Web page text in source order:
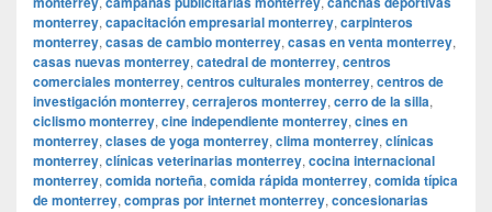
monterrey, capacitación empresarial monterrey, carpinteros
monterrey, casas de cambio monterrey, casas en venta monterrey,
casas nuevas monterrey, catedral de monterrey, centros
comerciales monterrey, centros culturales monterrey, centros de
investigación monterrey, cerrajeros monterrey, cerro de la silla,
ciclismo monterrey, cine independiente monterrey, cines en
monterrey, clases de yoga monterrey, clima monterrey, clínicas
monterrey, clínicas veterinarias monterrey, cocina internacional
monterrey, comida norteña, comida rápida monterrey, comida típica
de monterrey, compras por internet monterrey, concesionarias